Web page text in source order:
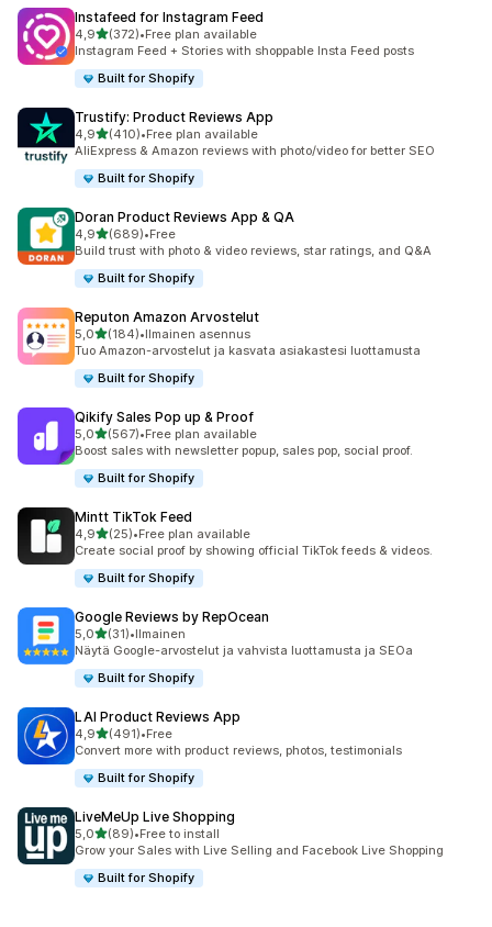
Instafeed for Instagram Feed
4,9/ 5 tähteä
(372)
372 arvostelua yhteensä
•Free plan available
Instagram Feed + Stories with shoppable Insta Feed posts
Built for Shopify
Trustify: Product Reviews App
4,9/ 5 tähteä
(410)
410 arvostelua yhteensä
•Free plan available
AliExpress & Amazon reviews with photo/video for better SEO
Built for Shopify
Doran Product Reviews App & QA
4,9/ 5 tähteä
(689)
689 arvostelua yhteensä
•Free
Build trust with photo & video reviews, star ratings, and Q&A
Built for Shopify
Reputon Amazon Arvostelut
5,0/ 5 tähteä
(184)
184 arvostelua yhteensä
•Ilmainen asennus
Tuo Amazon-arvostelut ja kasvata asiakastesi luottamusta
Built for Shopify
Qikify Sales Pop up & Proof
5,0/ 5 tähteä
(567)
567 arvostelua yhteensä
•Free plan available
Boost sales with newsletter popup, sales pop, social proof.
Built for Shopify
Mintt TikTok Feed
4,9/ 5 tähteä
(25)
25 arvostelua yhteensä
•Free plan available
Create social proof by showing official TikTok feeds & videos.
Built for Shopify
Google Reviews by RepOcean
5,0/ 5 tähteä
(31)
31 arvostelua yhteensä
•Ilmainen
Näytä Google-arvostelut ja vahvista luottamusta ja SEOa
Built for Shopify
LAI Product Reviews App
4,9/ 5 tähteä
(491)
491 arvostelua yhteensä
•Free
Convert more with product reviews, photos, testimonials
Built for Shopify
LiveMeUp Live Shopping
5,0/ 5 tähteä
(89)
89 arvostelua yhteensä
•Free to install
Grow your Sales with Live Selling and Facebook Live Shopping
Built for Shopify